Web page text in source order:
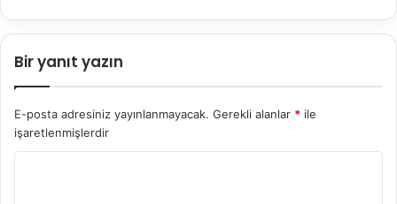
Bir yanıt yazın
E-posta adresiniz yayınlanmayacak. Gerekli alanlar * ile
işaretlenmişlerdir